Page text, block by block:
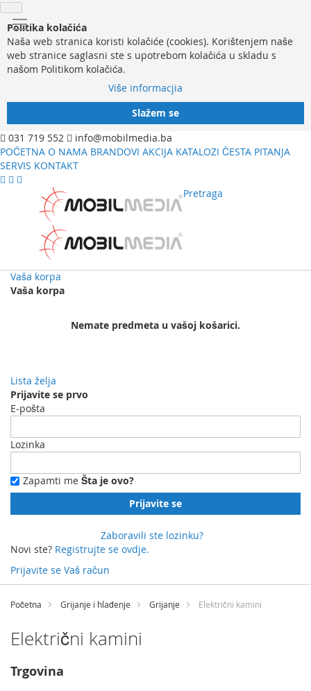
Politika kolačića
Naša web stranica koristi kolačiće (cookies). Korištenjem naše
web stranice saglasni ste s upotrebom kolačića u skladu s
našom Politikom kolačića.
Više informacjia
Slažem se
031 719 552
info@mobilmedia.ba
POČETNA O NAMA BRANDOVI AKCIJA KATALOZI ČESTA PITANJA
SERVIS KONTAKT
Pretraga
Vaša korpa
Vaša korpa
Nemate predmeta u vašoj košarici.
Lista želja
Prijavite se prvo
E-pošta
Lozinka
Zapamti me Šta je ovo?
Prijavite se
Zaboravili ste lozinku?
Novi ste? Registrujte se ovdje.
Prijavite se Vaš račun
Preskočite
sadržaj
Početna Grijanje i hlađenje Grijanje Električni kamini
Električni kamini
Trgovina